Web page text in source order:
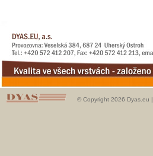
© Copyright 2026 Dyas.eu |